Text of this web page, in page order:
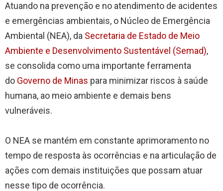
Atuando na prevenção e no atendimento de acidentes
e emergências ambientais, o Núcleo de Emergência
Ambiental (NEA), da Secretaria de Estado de Meio
Ambiente e Desenvolvimento Sustentável (Semad),
se consolida como uma importante ferramenta
do Governo de Minas para minimizar riscos à saúde
humana, ao meio ambiente e demais bens
vulneráveis.
O NEA se mantém em constante aprimoramento no
tempo de resposta às ocorrências e na articulação de
ações com demais instituições que possam atuar
nesse tipo de ocorrência.